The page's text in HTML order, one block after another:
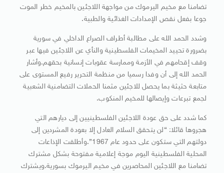
تضامنا مع مخيم اليرموك من مواجهة اللاجئين بالمخيم خطر الموت
جوعا بفعل نقص الإمدادات الغذائية والطبية.
وشدد الحمد الله على مطالبة أطراف الصراع الداخلي في سورية
بضرورة تحييد المخيمات الفلسطينية والنأي عن اللاجئين فيها عبر
وقف إقحامهم في الأزمة وممارسة عقوبات إنسانية بحقهم.وأشار
الحمد الله إلى أن وفدا رسميا من منظمة التحرير رفيع المستوى على
متابعة حثيثة بما يحصل للاجئين مثمنا الحملات التضامنية الشعبية
لجمع تبرعات وإيصالها للمخيم المنكوب.
كما شدد على حق عودة اللاجئين الفلسطينيين إلى ديارهم التي
هجروها قائلا: “لن يتحقق السلام العادل إلا بعودة المشردين إلى
دولتهم التي ستكون على حدود عام 1967”.وأطلقت الإذاعات
المحلية الفلسطينية اليوم موجة إعلامية مفتوحة بشكل مشترك
تضامنا مع اللاجئين المحاصرين في مخيم اليرموك بسورية.ويشترك